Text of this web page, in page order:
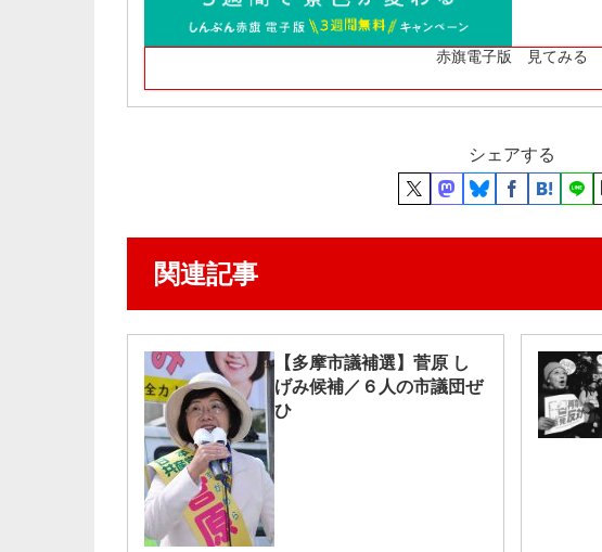
赤旗電子版 見てみる
シェアする
関連記事
【多摩市議補選】菅原 し
げみ候補／６人の市議団ぜ
ひ